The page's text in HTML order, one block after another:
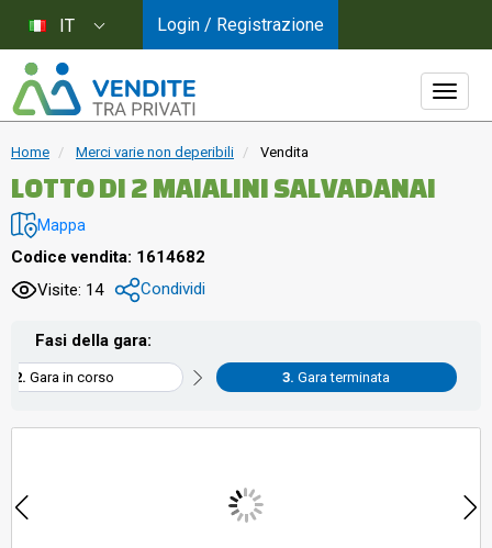
Home Merci varie non deperibili Vendita
LOTTO DI 2 MAIALINI SALVADANAI
Mappa
Codice vendita: 1614682
Visite: 14
Condividi
Fasi della gara:
Gara in corso Gara terminata
IT Login / Registrazione